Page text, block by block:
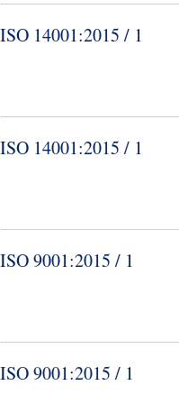
ISO 14001:2015 / 1
ISO 14001:2015 / 1
ISO 9001:2015 / 1
ISO 9001:2015 / 1